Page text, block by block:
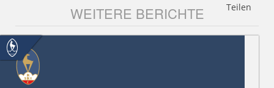
Teilen
WEITERE BERICHTE